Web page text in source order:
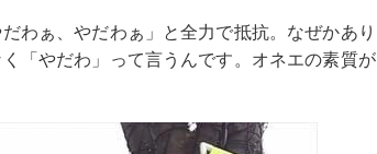
わぁ、やだわぁ」と全力で抵抗。なぜかあり
「やだわ」って言うんです。オネエの素質が